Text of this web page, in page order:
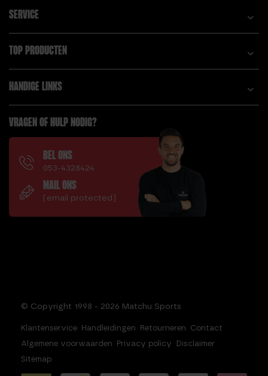
SERVICE
TOP PRODUCTEN
HANDIGE LINKS
VRAGEN OF HULP NODIG?
BEL ONS
053-4328424
MAIL ONS
[email protected]
© Copyright 1998 - 2026 Matchu Sports
Klantenservice Handleidingen Retourneren Contact
Algemene voorwaarden Privacy policy Disclaimer
Sitemap